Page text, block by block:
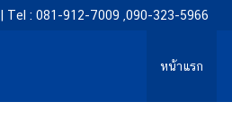
Tel : 081-912-7009 ,090-323-5966
หน้าแรก